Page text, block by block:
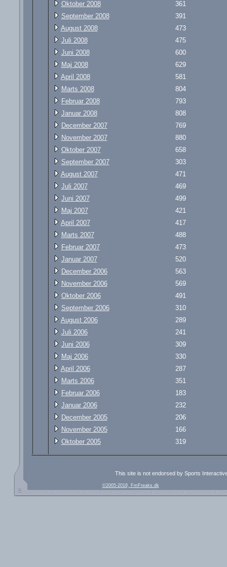
Oktober 2008
361
September 2008
391
August 2008
473
Juli 2008
475
Juni 2008
600
Maj 2008
629
April 2008
581
Marts 2008
804
Februar 2008
793
Januar 2008
808
December 2007
769
November 2007
880
Oktober 2007
658
September 2007
303
August 2007
471
Juli 2007
469
Juni 2007
499
Maj 2007
421
April 2007
417
Marts 2007
488
Februar 2007
473
Januar 2007
520
December 2006
563
November 2006
569
Oktober 2006
491
September 2006
310
August 2006
289
Juli 2006
241
Juni 2006
309
Maj 2006
330
April 2006
287
Marts 2006
351
Februar 2006
183
Januar 2006
232
December 2005
206
November 2005
166
Oktober 2005
319
This site is not endorsed by Sports
©2005-2018, FmFreaks.dk